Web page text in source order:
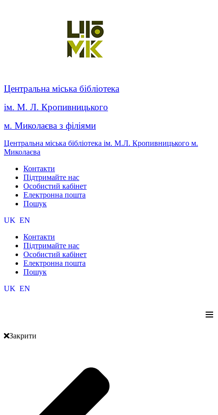
Центральна міська бібліотека
ім. М. Л. Кропивницького
м. Миколаєва з філіями
Центральна міська бібліотека ім. М.Л. Кропивницького м.
Миколаєва
Контакти
Підтримайте нас
Особистий кабінет
Електронна пошта
Пошук
UK EN
Контакти
Підтримайте нас
Особистий кабінет
Електронна пошта
Пошук
UK EN
≡
Закрити